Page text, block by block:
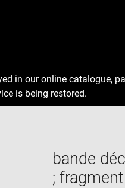
in our online catalogue,
is being restored.
bande
; fragment